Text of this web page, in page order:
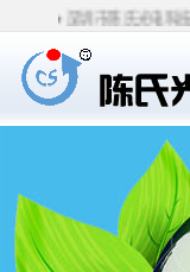
◆ 深圳市陈氏光电科